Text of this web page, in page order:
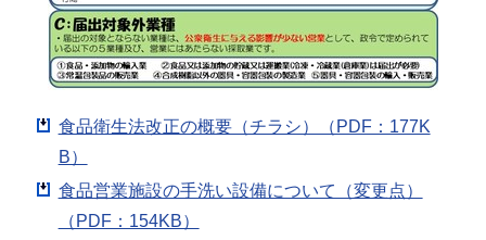
食品衛生法改正の概要（チラシ）（PDF：177K
B）
食品営業施設の手洗い設備について（変更点）
（PDF：154KB）